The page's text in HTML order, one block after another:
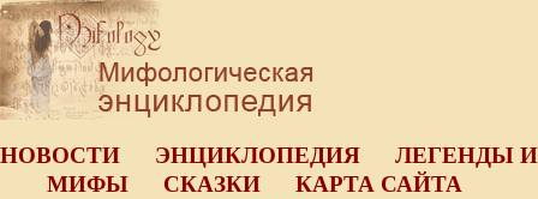
НОВОСТИ ЭНЦИКЛОПЕДИЯ
ЛЕГЕНДЫ И
МИФЫ
СКАЗКИ
КАРТА САЙТА